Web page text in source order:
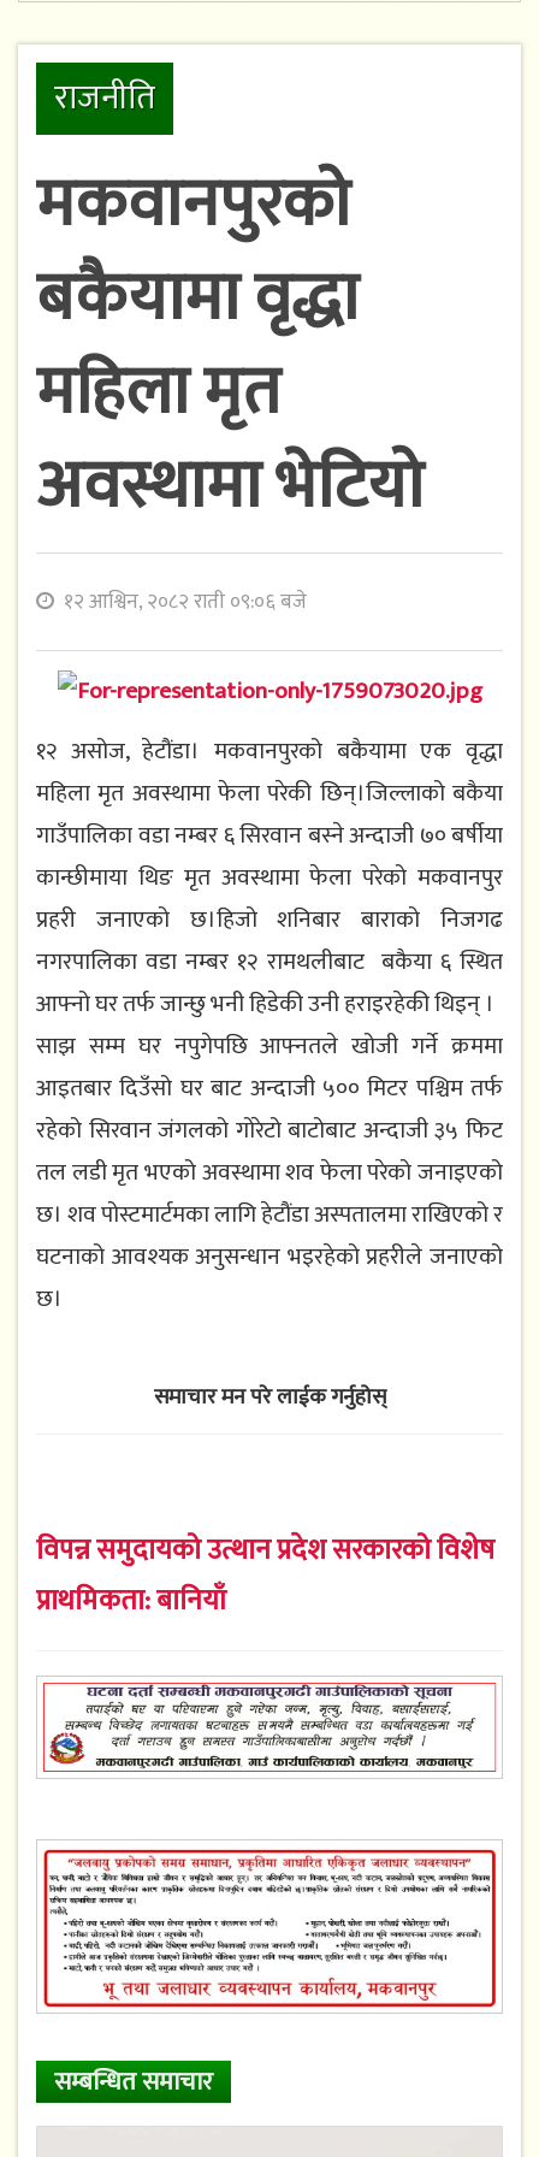
राजनीति
मकवानपुरको
बकैयामा वृद्धा
महिला मृत
अवस्थामा भेटियो
१२ आश्विन, २०८२ राती ०९:०६ बजे
१२ असोज, हेटौंडा। मकवानपुरको बकैयामा एक वृद्धा
महिला मृत अवस्थामा फेला परेकी छिन्।जिल्लाको बकैया
गाउँपालिका वडा नम्बर ६ सिरवान बस्ने अन्दाजी ७० बर्षीया
कान्छीमाया थिङ मृत अवस्थामा फेला परेको मकवानपुर
प्रहरी जनाएको छ।हिजो शनिबार बाराको निजगढ
नगरपालिका वडा नम्बर १२ रामथलीबाट बकैया ६ स्थित
आफ्नो घर तर्फ जान्छु भनी हिडेकी उनी हराइरहेकी थिइन् ।
साझ सम्म घर नपुगेपछि आफ्नतले खोजी गर्ने क्रममा
आइतबार दिउँसो घर बाट अन्दाजी ५०० मिटर पश्चिम तर्फ
रहेको सिरवान जंगलको गोरेटो बाटोबाट अन्दाजी ३५ फिट
तल लडी मृत भएको अवस्थामा शव फेला परेको जनाइएको
छ। शव पोस्टमार्टमका लागि हेटौंडा अस्पतालमा राखिएको र
घटनाको आवश्यक अनुसन्धान भइरहेको प्रहरीले जनाएको
छ।
समाचार मन परे लाईक गर्नुहोस्
विपन्न समुदायको उत्थान प्रदेश सरकारको विशेष
प्राथमिकता: बानियाँ
सम्बन्धित समाचार